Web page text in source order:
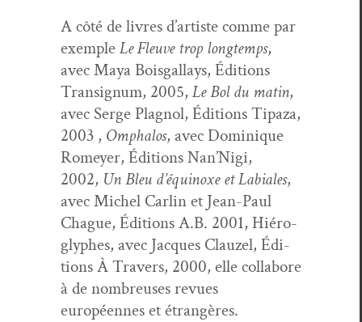
A côté de livres d’artiste comme par
exem­pleLe Fleuve trop longtemps,
avec Maya Bois­gal­lays, Édi­tions
Tran­signum, 2005, Le Bol du matin,
avec Serge Plagnol, Édi­tions Tipaza,
2003 , Ompha­los, avec Dominique
Romey­er, Édi­tions Nan’Nigi,
2002, Un Bleu d’équinoxe et Labi­ales,
avec Michel Car­lin et Jean-Paul
Chague, Édi­tions A.B. 2001, Hiéro­
glyphes, avec Jacques Clauzel, Édi­
tions À Tra­vers, 2000, elle col­la­bore
à de nom­breuses revues
européennes et étrangères.